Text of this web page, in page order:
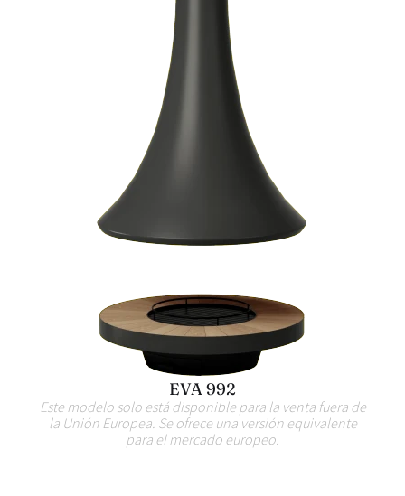
EVA 992
Este modelo solo está disponible para la venta fuera de
la Unión Europea. Se ofrece una versión equivalente
para el mercado europeo.